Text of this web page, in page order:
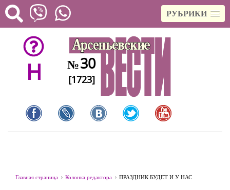
РУБРИКИ
H №30
[1723]
Главная страница Колонка редактора ПРАЗДНИК БУДЕТ И У НАС